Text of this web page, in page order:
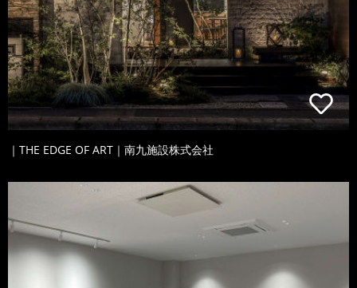
｜THE EDGE OF ART｜南九施設株式会社